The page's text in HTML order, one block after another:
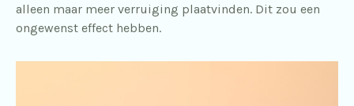
alleen maar meer verruiging plaatvinden. Dit zou een
ongewenst effect hebben.